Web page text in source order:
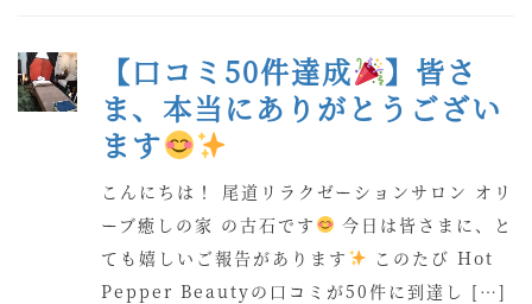
【口コミ50件達成
】皆さ
ま、本当にありがとうござい
ます
こんにちは！ 尾道リラクゼーションサロン オリ
ーブ癒しの家 の古石です
今日は皆さまに、と
ても嬉しいご報告があります
このたび Hot
Pepper Beautyの口コミが50件に到達し […]